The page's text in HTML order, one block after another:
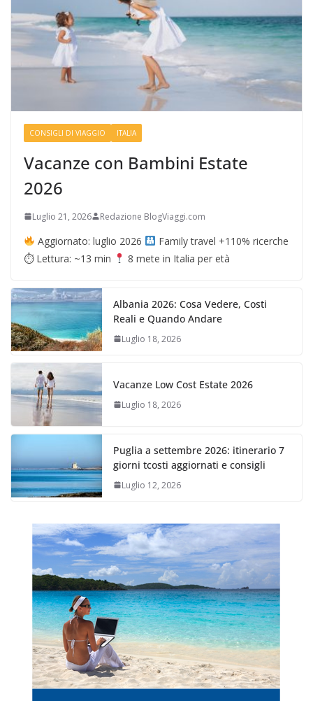
CONSIGLI DI VIAGGIO ITALIA
Vacanze con Bambini Estate
2026
Luglio 21, 2026 Redazione BlogViaggi.com
Aggiornato: luglio 2026
Family travel +110% ricerche
⏱ Lettura: ~13 min
8 mete in Italia per età
Albania 2026: Cosa Vedere, Costi
Reali e Quando Andare
Luglio 18, 2026
Vacanze Low Cost Estate 2026
Luglio 18, 2026
Puglia a settembre 2026: itinerario 7
giorni tcosti aggiornati e consigli
Luglio 12, 2026